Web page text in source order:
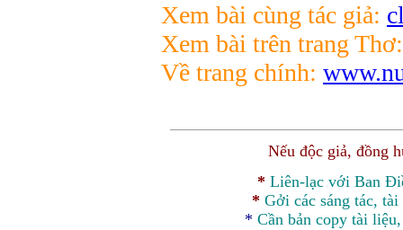
Xem bài cùng tác giả:
Xem bài trên trang Thơ:
Về trang chính:
Nếu độc giả, đồng
* Liên-lạc với Ban
* Gởi các sáng tác,
* Cần bản copy tài